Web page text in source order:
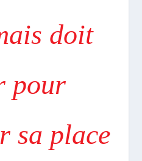
doit
pour
sa place